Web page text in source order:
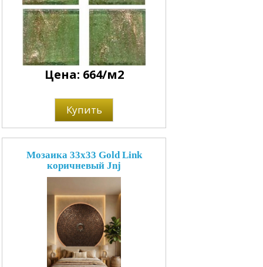
Цена: 664/м2
Купить
Мозаика 33x33 Gold Link
коричневый Jnj